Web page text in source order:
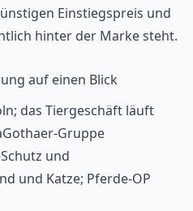
Einstiegspreis und
hinter der Marke steht.
auf einen Blick
das Tiergeschäft läuft
Gruppe
und
und Katze; Pferde-OP